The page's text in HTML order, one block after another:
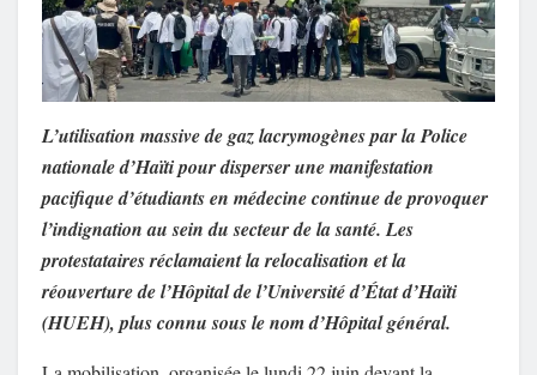
L’utilisation massive de gaz lacrymogènes par la Police
nationale d’Haïti pour disperser une manifestation
pacifique d’étudiants en médecine continue de provoquer
l’indignation au sein du secteur de la santé. Les
protestataires réclamaient la relocalisation et la
réouverture de l’Hôpital de l’Université d’État d’Haïti
(HUEH), plus connu sous le nom d’Hôpital général.